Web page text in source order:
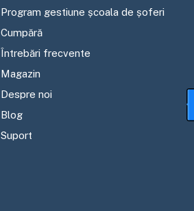
Program gestiune școala de șoferi
Cumpără
Întrebări frecvente
Magazin
Despre noi
Blog
Suport